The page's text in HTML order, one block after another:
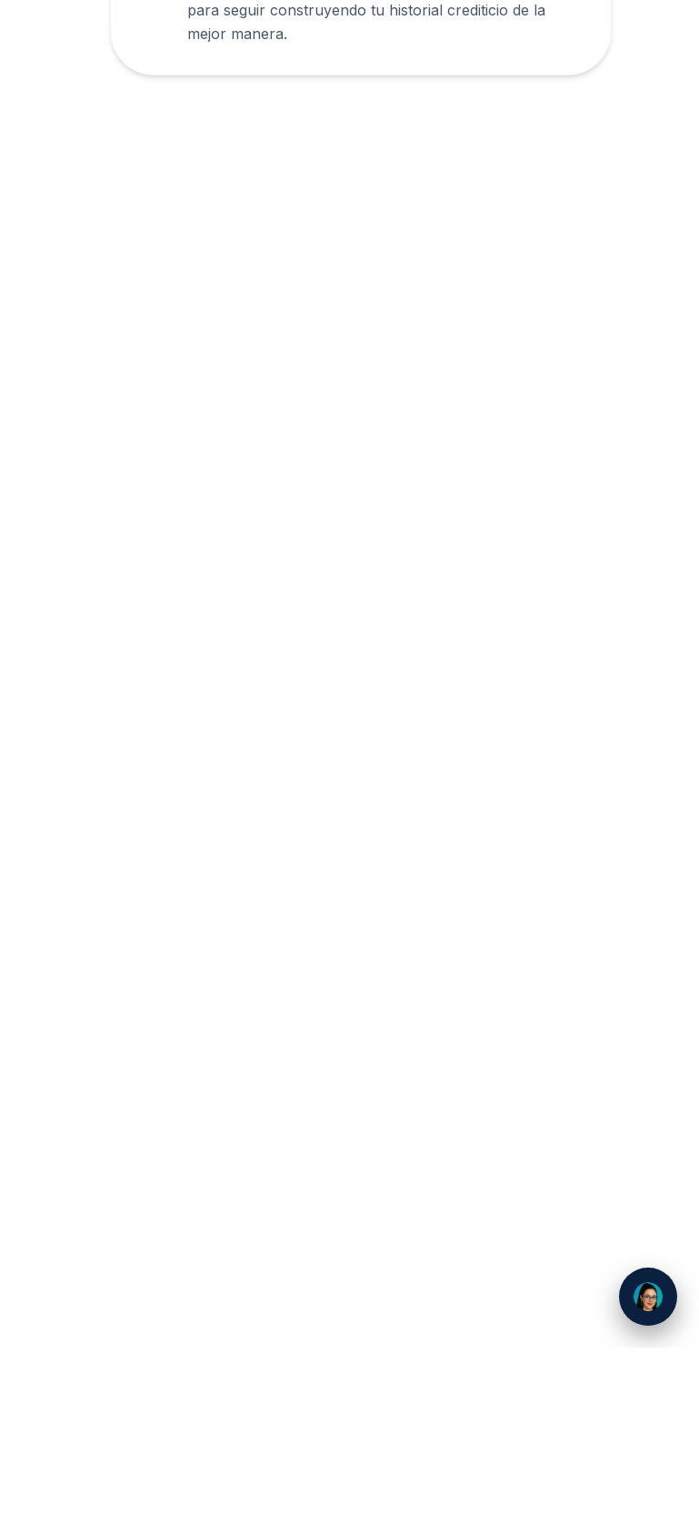
para seguir construyendo tu historial crediticio de la
mejor manera.